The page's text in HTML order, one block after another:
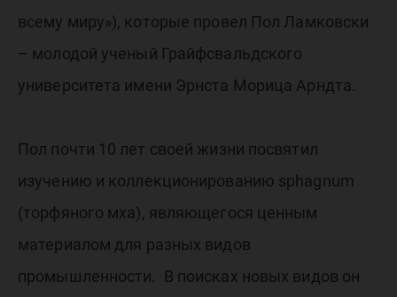
всему миру»), которые провел Пол Ламковски
– молодой ученый Грайфсвальдского
университета имени Эрнста Морица Арндта.
Пол почти 10 лет своей жизни посвятил
изучению и коллекционированию sphagnum
(торфяного мха), являющегося ценным
материалом для разных видов
промышленности. В поисках новых видов он